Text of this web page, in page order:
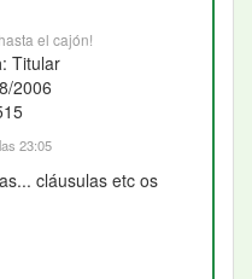
el cajón!
: Titular
2006
23:05
cláusulas etc os